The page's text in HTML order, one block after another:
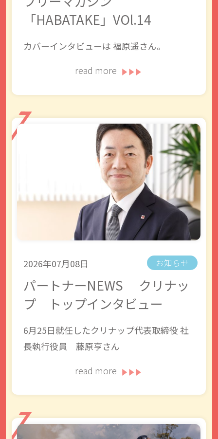
「HABATAKE」VOl.14
カバーインタビューは 福原遥さん。
read more
2026年07月08日 お知らせ
パートナーNEWS クリナッ
プ トップインタビュー
6月25日就任したクリナップ代表取締役 社
長執行役員 藤原亨さん
read more